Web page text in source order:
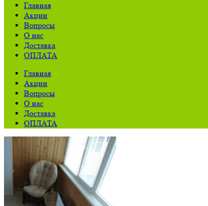
Главная
Акции
Вопросы
О нас
Доставка
ОПЛАТА
Главная
Акции
Вопросы
О нас
Доставка
ОПЛАТА